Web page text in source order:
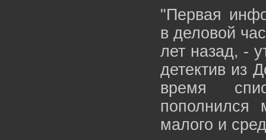
"Первая
в деловой
лет назад, -
детектив из
время
пополнился
малого и